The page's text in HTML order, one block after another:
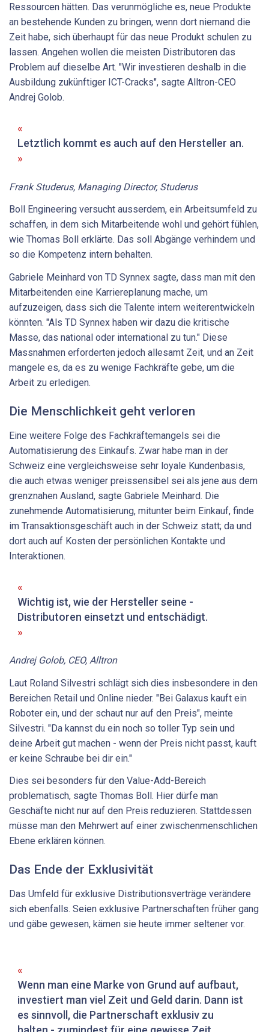
Ressourcen hätten. Das verunmögliche es, neue Produkte
an bestehende Kunden zu bringen, wenn dort niemand die
Zeit habe, sich überhaupt für das neue Produkt schulen zu
lassen. Angehen wollen die meisten Distributoren das
Problem auf dieselbe Art. "Wir investieren deshalb in die
Ausbildung zukünftiger ICT-Cracks", sagte Alltron-CEO
Andrej Golob.
Letztlich kommt es auch auf den Hersteller an.
Frank Studerus, Managing Director, Studerus
Boll Engineering versucht ausserdem, ein Arbeitsumfeld zu
schaffen, in dem sich Mitarbeitende wohl und gehört fühlen,
wie Thomas Boll erklärte. Das soll Abgänge verhindern und
so die Kompetenz intern behalten.
Gabriele Meinhard von TD Synnex sagte, dass man mit den
Mitarbeitenden eine Karriereplanung mache, um
aufzuzeigen, dass sich die Talente intern weiterentwickeln
könnten. "Als TD Synnex haben wir dazu die kritische
Masse, das national oder international zu tun." Diese
Massnahmen erforderten jedoch allesamt Zeit, und an Zeit
mangele es, da es zu wenige Fachkräfte gebe, um die
Arbeit zu erledigen.
Die Menschlichkeit geht verloren
Eine weitere Folge des Fachkräftemangels sei die
Automatisierung des Einkaufs. Zwar habe man in der
Schweiz eine vergleichsweise sehr loyale Kundenbasis,
die auch etwas weniger preissensibel sei als jene aus dem
grenznahen Ausland, sagte Gabriele Meinhard. Die
zunehmende Automatisierung, mitunter beim Einkauf, finde
im Transaktionsgeschäft auch in der Schweiz statt; da und
dort auch auf Kosten der persönlichen Kontakte und
Interaktionen.
Wichtig ist, wie der ­Hersteller seine ­
Distributoren einsetzt und entschädigt.
Andrej Golob, CEO, Alltron
Laut Roland Silvestri schlägt sich dies insbesondere in den
Bereichen Retail und Online nieder. "Bei Galaxus kauft ein
Roboter ein, und der schaut nur auf den Preis", meinte
Silvestri. "Da kannst du ein noch so toller Typ sein und
deine Arbeit gut machen - wenn der Preis nicht passt, kauft
er keine Schraube bei dir ein."
Dies sei besonders für den Value-Add-Bereich
problematisch, sagte Thomas Boll. Hier dürfe man
Geschäfte nicht nur auf den Preis reduzieren. Stattdessen
müsse man den Mehrwert auf einer zwischenmenschlichen
Ebene erklären können.
Das Ende der Exklusivität
Das Umfeld für exklusive Distributionsverträge verändere
sich ebenfalls. Seien exklusive Partnerschaften früher gang
und gäbe gewesen, kämen sie heute immer seltener vor.
Wenn man eine Marke von Grund auf aufbaut,
investiert man viel Zeit und Geld darin. Dann ist
es ­sinnvoll, die Partnerschaft exklusiv zu